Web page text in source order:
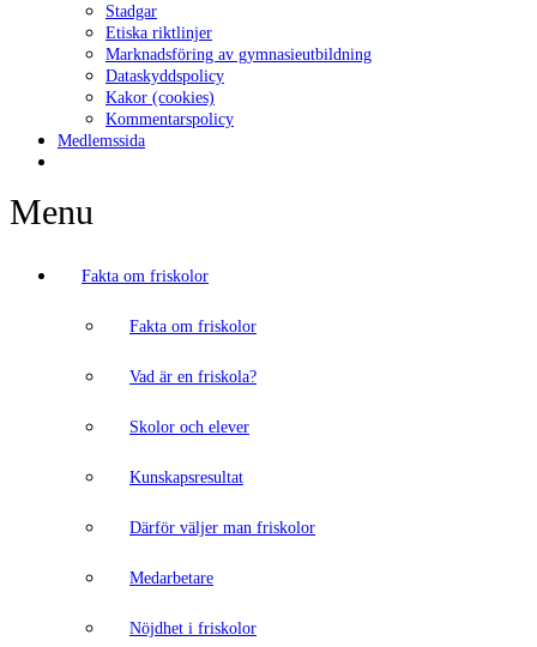
Stadgar
Etiska riktlinjer
Marknadsföring av gymnasieutbildning
Dataskyddspolicy
Kakor (cookies)
Kommentarspolicy
Medlemssida
Menu
Fakta om friskolor
Fakta om friskolor
Vad är en friskola?
Skolor och elever
Kunskapsresultat
Därför väljer man friskolor
Medarbetare
Nöjdhet i friskolor